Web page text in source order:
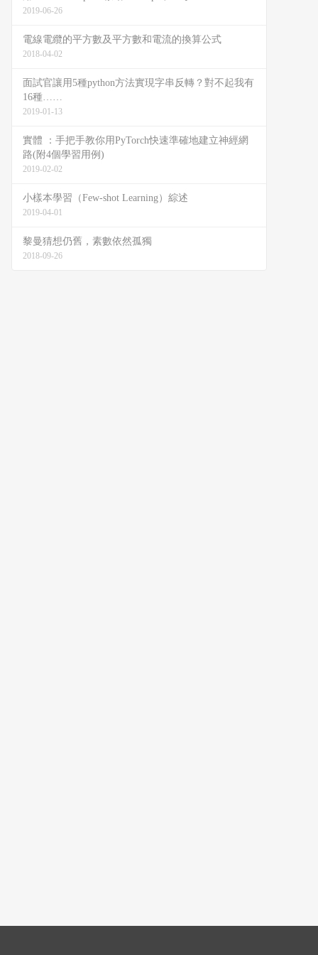
2019-06-26
電線電纜的平方數及平方數和電流的換算公式
2018-04-02
面試官讓用5種python方法實現字串反轉？對不起我有
16種……
2019-01-13
實體 ：手把手教你用PyTorch快速準確地建立神經網
路(附4個學習用例)
2019-02-02
小樣本學習（Few-shot Learning）綜述
2019-04-01
黎曼猜想仍舊，素數依然孤獨
2018-09-26